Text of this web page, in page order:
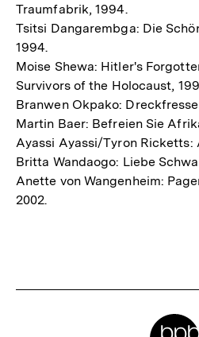
Traumfabrik, 1994.
Tsitsi Dangarembga: Die
1994.
Moise Shewa: Hitler's
Survivors of the Holocaust,
Branwen Okpako:
Martin Baer: Befreien Sie
Ayassi Ayassi/Tyron Ricketts:
Britta Wandaogo: Liebe
Anette von Wangenheim:
2002.